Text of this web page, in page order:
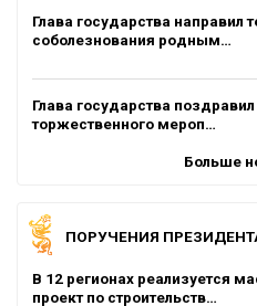
Глава государства направил
соболезнования родным…
Глава государства
торжественного мероп…
Больше
ПОРУЧЕНИЯ
В 12 регионах реализуется
проект по строительств…